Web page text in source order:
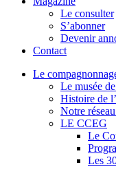
Le consulter
S’abonner
Devenir
Contact
Le
Le musée
Histoire de
Notre
LE CCEG
Le
Les